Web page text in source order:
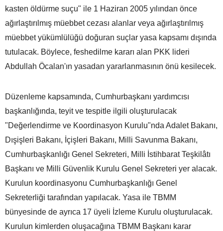
kasten öldürme suçu" ile 1 Haziran 2005 yılından önce
ağırlaştırılmış müebbet cezası alanlar veya ağırlaştırılmış
müebbet yükümlülüğü doğuran suçlar yasa kapsamı dışında
tutulacak. Böylece, feshedilme kararı alan PKK lideri
Abdullah Öcalan'ın yasadan yararlanmasının önü kesilecek.
Düzenleme kapsamında, Cumhurbaşkanı yardımcısı
başkanlığında, teyit ve tespitle ilgili oluşturulacak
"Değerlendirme ve Koordinasyon Kurulu"nda Adalet Bakanı,
Dışişleri Bakanı, İçişleri Bakanı, Milli Savunma Bakanı,
Cumhurbaşkanlığı Genel Sekreteri, Milli İstihbarat Teşkilâtı
Başkanı ve Milli Güvenlik Kurulu Genel Sekreteri yer alacak.
Kurulun koordinasyonu Cumhurbaşkanlığı Genel
Sekreterliği tarafından yapılacak. Yasa ile TBMM
bünyesinde de ayrıca 17 üyeli İzleme Kurulu oluşturulacak.
Kurulun kimlerden oluşacağına TBMM Başkanı karar